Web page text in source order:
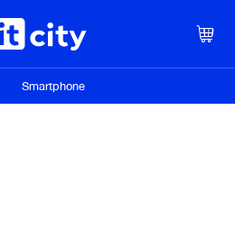
Smartphone